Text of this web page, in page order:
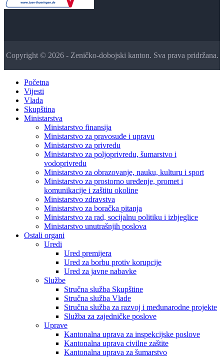
Copyright © 2026 - Zeničko-dobojski kanton. Sva prava pridržana.
Početna
Vijesti
Vlada
Skupština
Ministarstva
Ministarstvo finansija
Ministarstvo za pravosuđe i upravu
Ministarstvo za privredu
Ministarstvo za poljoprivredu, šumarstvo i
vodoprivredu
Ministarstvo za obrazovanje, nauku, kulturu i sport
Ministarstvo za prostorno uređenje, promet i
komunikacije i zaštitu okoline
Ministarstvo zdravstva
Ministarstvo za boračka pitanja
Ministarstvo za rad, socijalnu politiku i izbjeglice
Ministarstvo unutrašnjih poslova
Ostali organi
Uredi
Ured premijera
Ured za borbu protiv korupcije
Ured za javne nabavke
Službe
Stručna služba Skupštine
Stručna služba Vlade
Stručna služba za razvoj i međunarodne projekte
Služba za zajedničke poslove
Uprave
Kantonalna uprava za inspekcijske poslove
Kantonalna uprava civilne zaštite
Kantonalna uprava za šumarstvo